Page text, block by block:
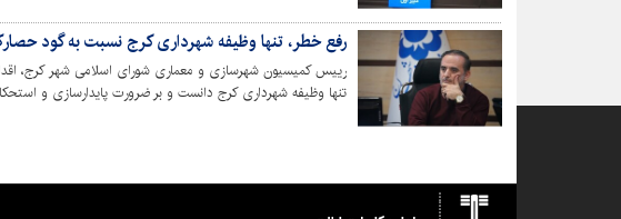
رفع خطر، تنها وظیفه شهرداری کرج نسبت به گود
رییس کمیسیون شهرسازی و معماری شورای اسلامی شهر کرج،
تنها وظیفه شهرداری کرج دانست و بر ضرورت پایدارسازی و